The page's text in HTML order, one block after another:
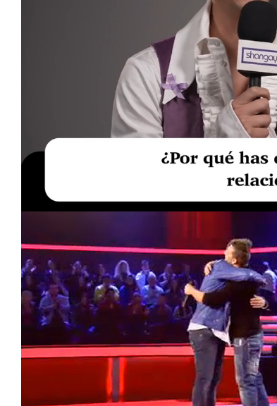
Unmute Loaded:
17.60%